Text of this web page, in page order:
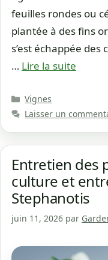
feuilles rondes ou
plantée à des fins
s’est échappée
… Lire la suite
Catégories
Vignes
Laisser un
Entretien des
culture et
Stephanotis
juin 11, 2026 par